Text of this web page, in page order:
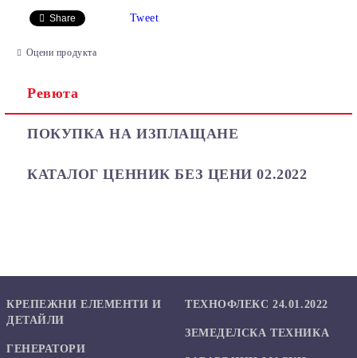
Ние ще се свържем с вас в рамките на работния ден.
Share Tweet
Оцени продукта
Ревюта
ПОКУПКА НА ИЗПЛАЩАНЕ
КАТАЛОГ ЦЕННИК БЕЗ ЦЕНИ 02.2022
КРЕПЕЖНИ ЕЛЕМЕНТИ И
ДЕТАЙЛИ
ГЕНЕРАТОРИ
ТЕХНОФЛЕКС 24.01.2022
ЗЕМЕДЕЛСКА ТЕХНИКА